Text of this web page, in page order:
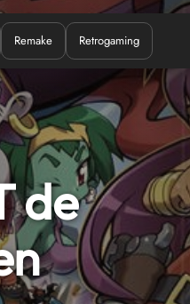
Remake Retrogaming
de